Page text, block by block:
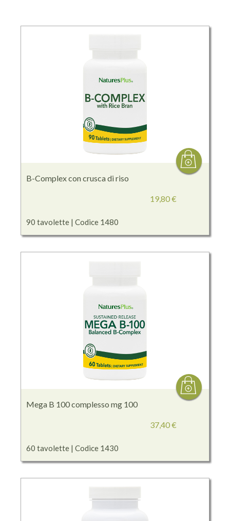
B-Complex con crusca di riso
90 tavolette | Codice 1480
19,80 €
Mega B 100 complesso mg 100
60 tavolette | Codice 1430
37,40 €